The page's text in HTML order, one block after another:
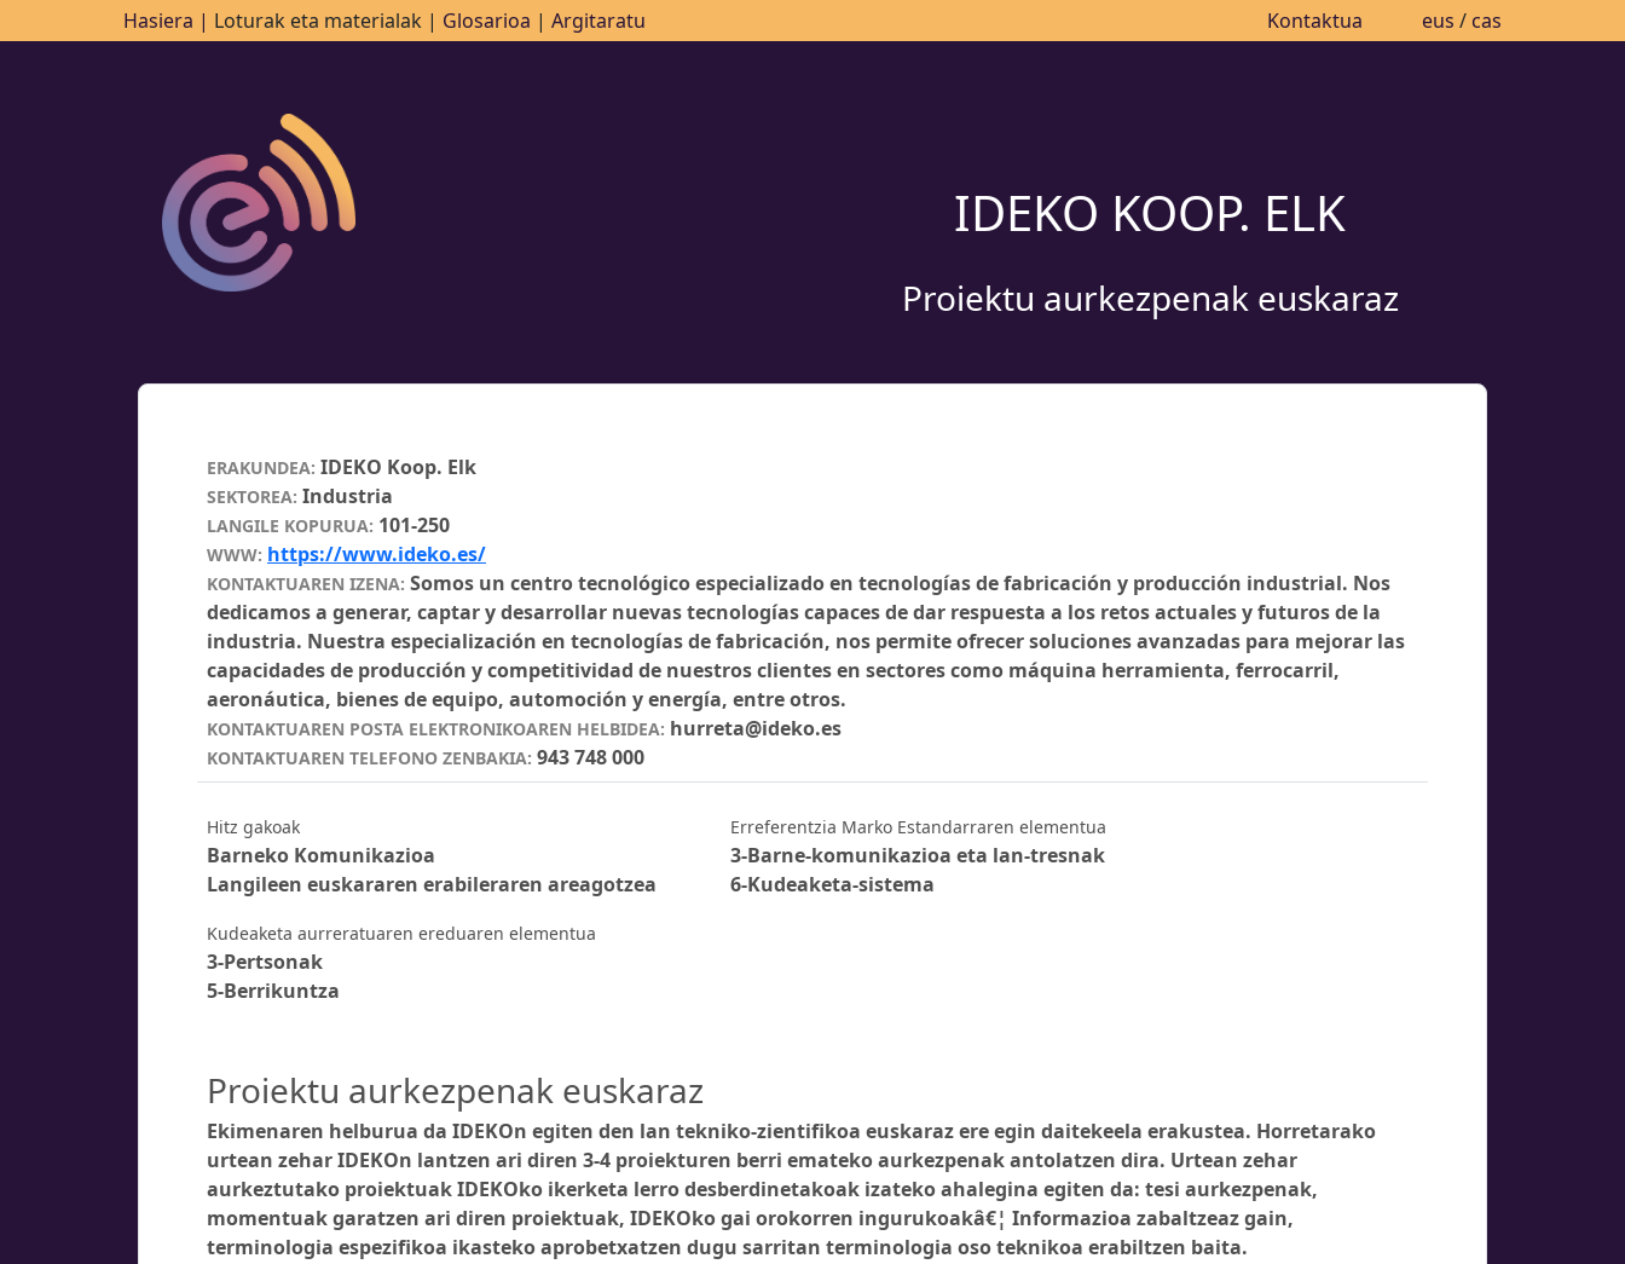
Hasiera | Loturak eta materialak | Glosarioa | Argitaratu Kontaktua eus / cas
IDEKO KOOP. ELK
Proiektu aurkezpenak euskaraz
ERAKUNDEA: IDEKO Koop. Elk
SEKTOREA: Industria
LANGILE KOPURUA: 101-250
WWW: https://www.ideko.es/
KONTAKTUAREN IZENA: Somos un centro tecnológico especializado en tecnologías de fabricación y producción industrial. Nos
dedicamos a generar, captar y desarrollar nuevas tecnologías capaces de dar respuesta a los retos actuales y futuros de la
industria. Nuestra especialización en tecnologías de fabricación, nos permite ofrecer soluciones avanzadas para mejorar las
capacidades de producción y competitividad de nuestros clientes en sectores como máquina herramienta, ferrocarril,
aeronáutica, bienes de equipo, automoción y energía, entre otros.
KONTAKTUAREN POSTA ELEKTRONIKOAREN HELBIDEA: hurreta@ideko.es
KONTAKTUAREN TELEFONO ZENBAKIA: 943 748 000
Hitz gakoak
Barneko Komunikazioa
Langileen euskararen erabileraren areagotzea
Erreferentzia Marko Estandarraren elementua
3-Barne-komunikazioa eta lan-tresnak
6-Kudeaketa-sistema
Kudeaketa aurreratuaren ereduaren elementua
3-Pertsonak
5-Berrikuntza
Proiektu aurkezpenak euskaraz
Ekimenaren helburua da IDEKOn egiten den lan tekniko-zientifikoa euskaraz ere egin daitekeela erakustea. Horretarako
urtean zehar IDEKOn lantzen ari diren 3-4 proiekturen berri emateko aurkezpenak antolatzen dira. Urtean zehar
aurkeztutako proiektuak IDEKOko ikerketa lerro desberdinetakoak izateko ahalegina egiten da: tesi aurkezpenak,
momentuak garatzen ari diren proiektuak, IDEKOko gai orokorren ingurukoakâ€¦ Informazioa zabaltzeaz gain,
terminologia espezifikoa ikasteko aprobetxatzen dugu sarritan terminologia oso teknikoa erabiltzen baita.